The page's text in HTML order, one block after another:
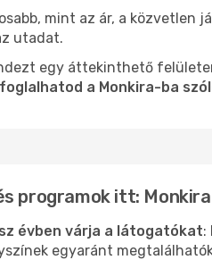
mint az ár, a közvetlen
utadat.
egy áttekinthető
a Monkira-ba
programok itt: Monkira
évben várja a látogatókat:
egyaránt